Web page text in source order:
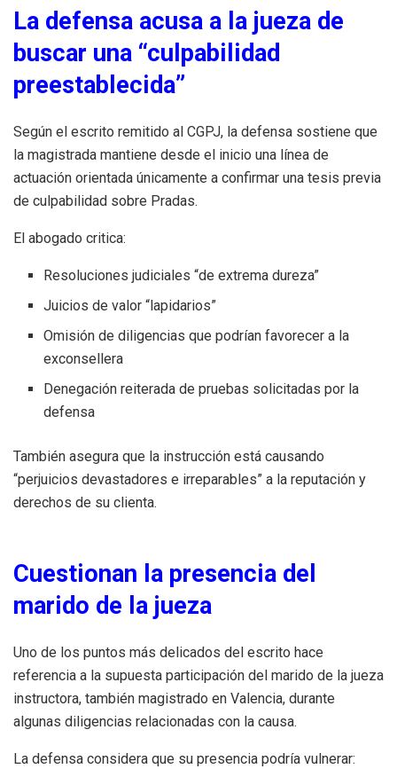
La defensa acusa a la jueza de
buscar una “culpabilidad
preestablecida”
Según el escrito remitido al CGPJ, la defensa sostiene que
la magistrada mantiene desde el inicio una línea de
actuación orientada únicamente a confirmar una tesis previa
de culpabilidad sobre Pradas.
El abogado critica:
Resoluciones judiciales “de extrema dureza”
Juicios de valor “lapidarios”
Omisión de diligencias que podrían favorecer a la
exconsellera
Denegación reiterada de pruebas solicitadas por la
defensa
También asegura que la instrucción está causando
“perjuicios devastadores e irreparables” a la reputación y
derechos de su clienta.
Cuestionan la presencia del
marido de la jueza
Uno de los puntos más delicados del escrito hace
referencia a la supuesta participación del marido de la jueza
instructora, también magistrado en Valencia, durante
algunas diligencias relacionadas con la causa.
La defensa considera que su presencia podría vulnerar: